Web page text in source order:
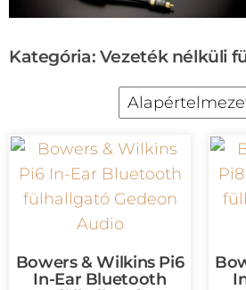
Kategória: Vezeték nélküli
Bowers & Wilkins Pi6
In-Ear Bluetooth